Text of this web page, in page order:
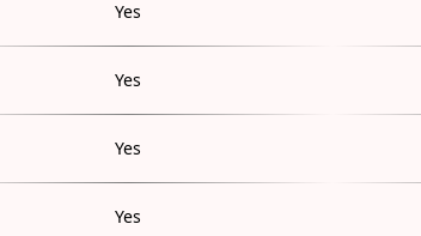
Yes
Yes
Yes
Yes